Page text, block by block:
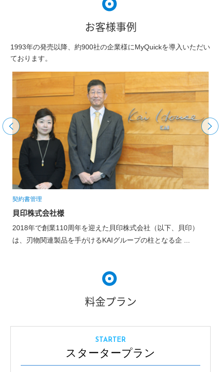
お客様事例
1993年の発売以降、約900社の企業様にMyQuickを導入いただい
ております。
会社様
創業110周年を迎えた貝印株式会社（以下、貝印）
関連製品を手がけるKAIグループの柱となる企 ...
株式会社マ
販売現場をメ
料金プラン
STARTER
スタータープラン